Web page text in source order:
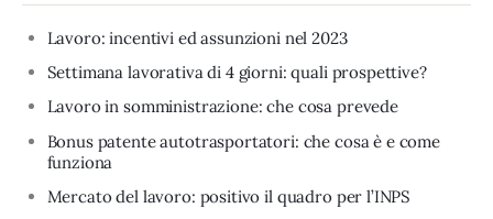
Lavoro: incentivi ed assunzioni nel 2023
Settimana lavorativa di 4 giorni: quali prospettive?
Lavoro in somministrazione: che cosa prevede
Bonus patente autotrasportatori: che cosa è e come
funziona
Mercato del lavoro: positivo il quadro per l’INPS